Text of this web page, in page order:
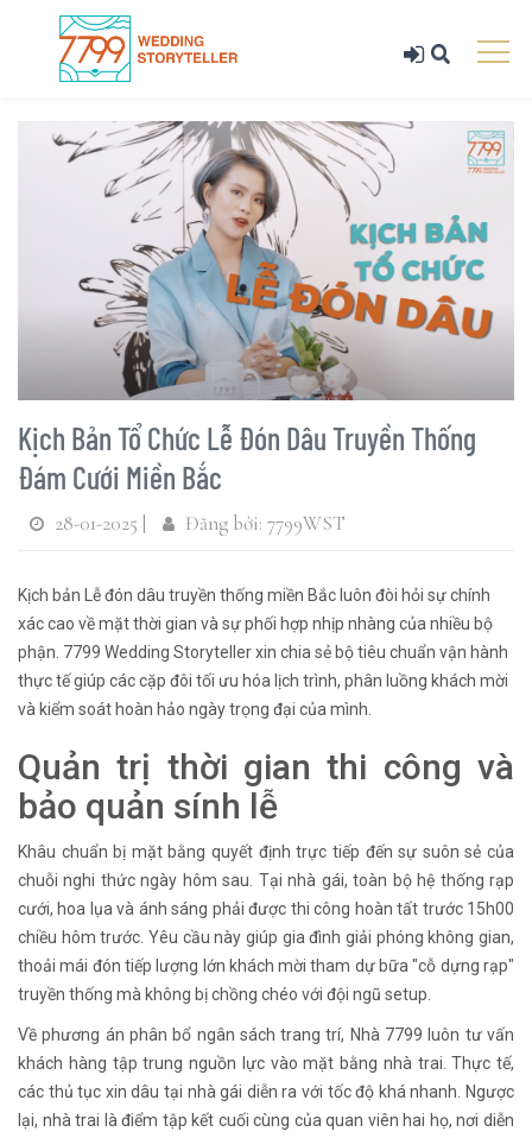
Kịch Bản Tổ Chức Lễ Đón Dâu Truyền Thống
Đám Cưới Miền Bắc
28-01-2025 | Đăng bởi: 7799WST
Kịch bản Lễ đón dâu truyền thống miền Bắc luôn đòi hỏi sự chính
xác cao về mặt thời gian và sự phối hợp nhịp nhàng của nhiều bộ
phận. 7799 Wedding Storyteller xin chia sẻ bộ tiêu chuẩn vận hành
thực tế giúp các cặp đôi tối ưu hóa lịch trình, phân luồng khách mời
và kiểm soát hoàn hảo ngày trọng đại của mình.
Quản trị thời gian thi công và
bảo quản sính lễ
Khâu chuẩn bị mặt bằng quyết định trực tiếp đến sự suôn sẻ của
chuỗi nghi thức ngày hôm sau. Tại nhà gái, toàn bộ hệ thống rạp
cưới, hoa lụa và ánh sáng phải được thi công hoàn tất trước 15h00
chiều hôm trước. Yêu cầu này giúp gia đình giải phóng không gian,
thoải mái đón tiếp lượng lớn khách mời tham dự bữa "cỗ dựng rạp"
truyền thống mà không bị chồng chéo với đội ngũ setup.
Về phương án phân bổ ngân sách trang trí, Nhà 7799 luôn tư vấn
khách hàng tập trung nguồn lực vào mặt bằng nhà trai. Thực tế,
các thủ tục xin dâu tại nhà gái diễn ra với tốc độ khá nhanh. Ngược
lại, nhà trai là điểm tập kết cuối cùng của quan viên hai họ, nơi diễn